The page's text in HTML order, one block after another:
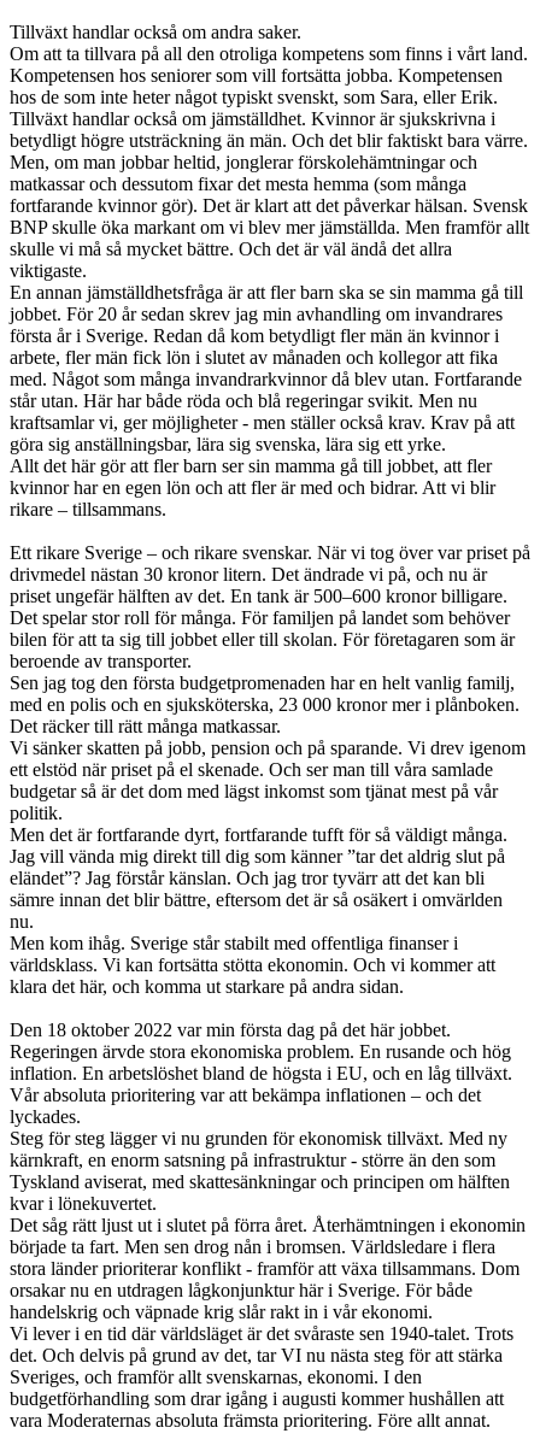
Tillväxt handlar också om andra saker.
Om att ta tillvara på all den otroliga kompetens som finns i vårt land.
Kompetensen hos seniorer som vill fortsätta jobba. Kompetensen
hos de som inte heter något typiskt svenskt, som Sara, eller Erik.
Tillväxt handlar också om jämställdhet. Kvinnor är sjukskrivna i
betydligt högre utsträckning än män. Och det blir faktiskt bara värre.
Men, om man jobbar heltid, jonglerar förskolehämtningar och
matkassar och dessutom fixar det mesta hemma (som många
fortfarande kvinnor gör). Det är klart att det påverkar hälsan. Svensk
BNP skulle öka markant om vi blev mer jämställda. Men framför allt
skulle vi må så mycket bättre. Och det är väl ändå det allra
viktigaste.
En annan jämställdhetsfråga är att fler barn ska se sin mamma gå till
jobbet. För 20 år sedan skrev jag min avhandling om invandrares
första år i Sverige. Redan då kom betydligt fler män än kvinnor i
arbete, fler män fick lön i slutet av månaden och kollegor att fika
med. Något som många invandrarkvinnor då blev utan. Fortfarande
står utan. Här har både röda och blå regeringar svikit. Men nu
kraftsamlar vi, ger möjligheter - men ställer också krav. Krav på att
göra sig anställningsbar, lära sig svenska, lära sig ett yrke.
Allt det här gör att fler barn ser sin mamma gå till jobbet, att fler
kvinnor har en egen lön och att fler är med och bidrar. Att vi blir
rikare – tillsammans.
Ett rikare Sverige – och rikare svenskar. När vi tog över var priset på
drivmedel nästan 30 kronor litern. Det ändrade vi på, och nu är
priset ungefär hälften av det. En tank är 500–600 kronor billigare.
Det spelar stor roll för många. För familjen på landet som behöver
bilen för att ta sig till jobbet eller till skolan. För företagaren som är
beroende av transporter.
Sen jag tog den första budgetpromenaden har en helt vanlig familj,
med en polis och en sjuksköterska, 23 000 kronor mer i plånboken.
Det räcker till rätt många matkassar.
Vi sänker skatten på jobb, pension och på sparande. Vi drev igenom
ett elstöd när priset på el skenade. Och ser man till våra samlade
budgetar så är det dom med lägst inkomst som tjänat mest på vår
politik.
Men det är fortfarande dyrt, fortfarande tufft för så väldigt många.
Jag vill vända mig direkt till dig som känner ”tar det aldrig slut på
eländet”? Jag förstår känslan. Och jag tror tyvärr att det kan bli
sämre innan det blir bättre, eftersom det är så osäkert i omvärlden
nu.
Men kom ihåg. Sverige står stabilt med offentliga finanser i
världsklass. Vi kan fortsätta stötta ekonomin. Och vi kommer att
klara det här, och komma ut starkare på andra sidan.
Den 18 oktober 2022 var min första dag på det här jobbet.
Regeringen ärvde stora ekonomiska problem. En rusande och hög
inflation. En arbetslöshet bland de högsta i EU, och en låg tillväxt.
Vår absoluta prioritering var att bekämpa inflationen – och det
lyckades.
Steg för steg lägger vi nu grunden för ekonomisk tillväxt. Med ny
kärnkraft, en enorm satsning på infrastruktur - större än den som
Tyskland aviserat, med skattesänkningar och principen om hälften
kvar i lönekuvertet.
Det såg rätt ljust ut i slutet på förra året. Återhämtningen i ekonomin
började ta fart. Men sen drog nån i bromsen. Världsledare i flera
stora länder prioriterar konflikt - framför att växa tillsammans. Dom
orsakar nu en utdragen lågkonjunktur här i Sverige. För både
handelskrig och väpnade krig slår rakt in i vår ekonomi.
Vi lever i en tid där världsläget är det svåraste sen 1940-talet. Trots
det. Och delvis på grund av det, tar VI nu nästa steg för att stärka
Sveriges, och framför allt svenskarnas, ekonomi. I den
budgetförhandling som drar igång i augusti kommer hushållen att
vara Moderaternas absoluta främsta prioritering. Före allt annat.